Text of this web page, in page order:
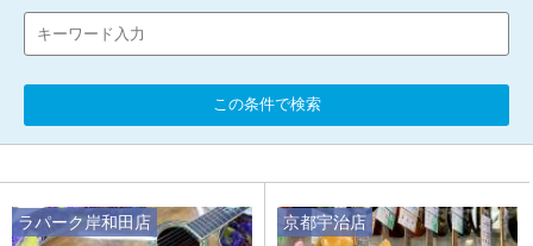
この条件で検索
ラパーク岸和田店 京都宇治店